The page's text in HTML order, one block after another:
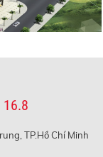
16.8
TP.Hồ Chí Minh